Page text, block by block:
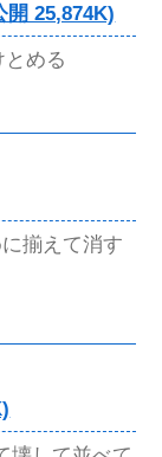
25,874K)
める
揃えて消す